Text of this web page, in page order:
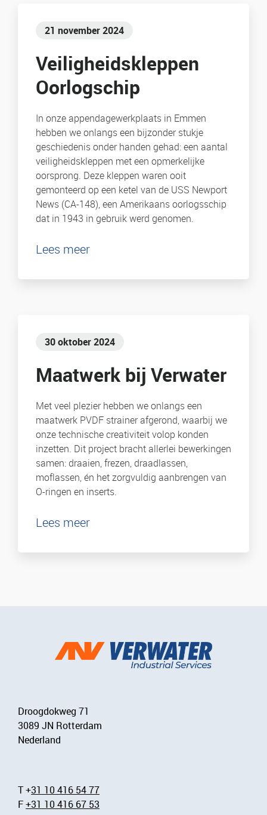
21 november 2024
Veiligheidskleppen
Oorlogschip
In onze appendagewerkplaats in Emmen
hebben we onlangs een bijzonder stukje
geschiedenis onder handen gehad: een aantal
veiligheidskleppen met een opmerkelijke
oorsprong. Deze kleppen waren ooit
gemonteerd op een ketel van de USS Newport
News (CA-148), een Amerikaans oorlogsschip
dat in 1943 in gebruik werd genomen.
Lees meer
30 oktober 2024
Maatwerk bij Verwater
Met veel plezier hebben we onlangs een
maatwerk PVDF strainer afgerond, waarbij we
onze technische creativiteit volop konden
inzetten. Dit project bracht allerlei bewerkingen
samen: draaien, frezen, draadlassen,
moflassen, én het zorgvuldig aanbrengen van
O-ringen en inserts.
Lees meer
Droogdokweg 71
3089 JN Rotterdam
Nederland
T +31 10 416 54 77
F+31 10 416 67 53